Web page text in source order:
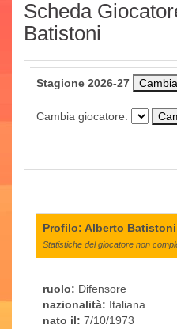
Scheda
Batistoni
Stagione 2026-27
Cambia giocatore:
Profilo: Alberto Batistoni
Statistiche del giocatore non
ruolo: Difensore
nazionalità: Italiana
nato il: 7/10/1973